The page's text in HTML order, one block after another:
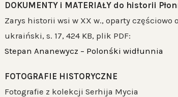
DOKUMENTY i MATERIAŁY do historii
Zarys historii wsi w XX w., oparty częściowo
ukraiński, s. 17, 424 KB, plik PDF:
Stepan Ananewycz – Polonśki widłunnia
FOTOGRAFIE HISTORYCZNE
Fotografie z kolekcji Serhija Mycia